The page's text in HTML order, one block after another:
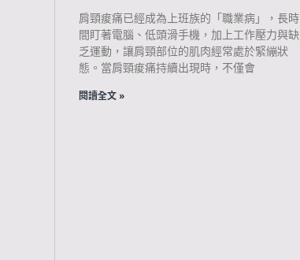
肩頸痠痛已經成為上班族的「職業病」，長時
間盯著電腦、低頭滑手機，加上工作壓力與缺
乏運動，讓肩頸部位的肌肉經常處於緊繃狀
態。當肩頸痠痛持續出現時，不僅會
閱讀全文 »